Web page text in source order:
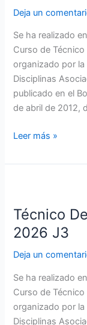
Deja un
Se ha realizado
Curso de
organizado por la
Disciplinas
publicado en el
de abril de 2012,
I/II
2026
J4
Leer más »
Técnico
2026 J3
Deja un
Se ha realizado
Curso de
organizado por la
Disciplinas
Kung
Fu
I/II
2026
J3